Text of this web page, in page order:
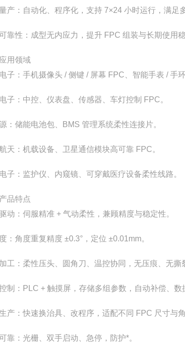
产：自动化、程序化，支持 7×24 小时运行，满足
靠性：成型无内应力，提升 FPC 组装与长期使用稳
用领域
子：手机摄像头 / 侧键 / 屏幕 FPC、智能手表 / 手环
子：中控、仪表盘、传感器、车灯控制 FPC。
：储能电池包、BMS 管理系统柔性连接片。
天：机载设备、卫星通信模块高可靠 FPC。
子：监护仪、内窥镜、可穿戴医疗设备柔性线路。
品特点
动：伺服精准 + 气动柔性，兼顾精度与稳定性。
：角度重复精度 ±0.3°，定位 ±0.01mm。
工：柔性压头、圆角刀、温控协同，无压痕、无撕
制：PLC + 触摸屏，存储多组参数，自动补偿、数
产：快速换治具、改程序，适配不同 FPC 尺寸与角
靠：光栅、双手启动、急停，防护*。